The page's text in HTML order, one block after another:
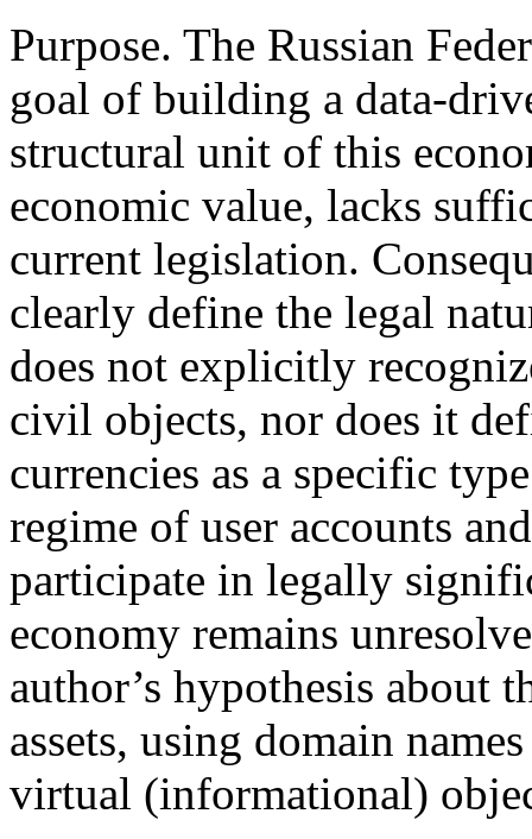
Purpose. The Russian
goal of building a data-
structural unit of this
economic value, lacks
current legislation.
clearly define the legal
does not explicitly
civil objects, nor does it
currencies as a specific
regime of user accounts
participate in legally
economy remains
author’s hypothesis about
assets, using domain
virtual (informational)